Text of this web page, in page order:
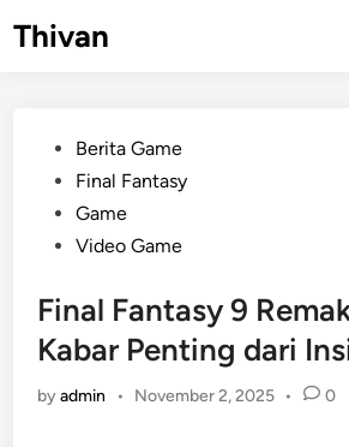
Thivan
PostedBerita Game
Final Fantasy
Game
Video Game
Final Fantasy 9
Kabar Penting dari
byadmin • November 2, 2025 • 0